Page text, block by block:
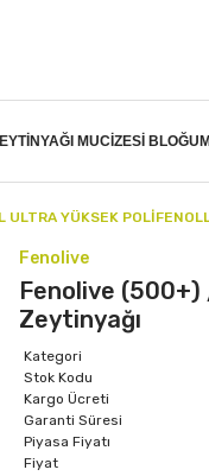
MUCIZESI
YÜKSEK
Fenolive
Fenolive
Zeytinyağı
Kategori
Stok Kodu
Kargo Ücreti
Garanti Süresi
Piyasa Fiyatı
Fiyat